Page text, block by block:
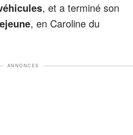
, et a terminé son
, en Caroline du
ANNONCES